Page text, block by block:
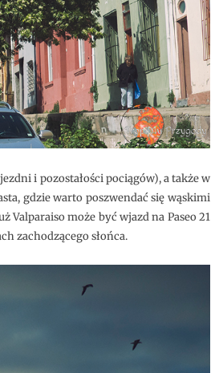
i pozostałości pociągów), a także w
gdzie warto poszwendać się wąskimi
Valparaiso może być wjazd na Paseo 21
zachodzącego słońca.